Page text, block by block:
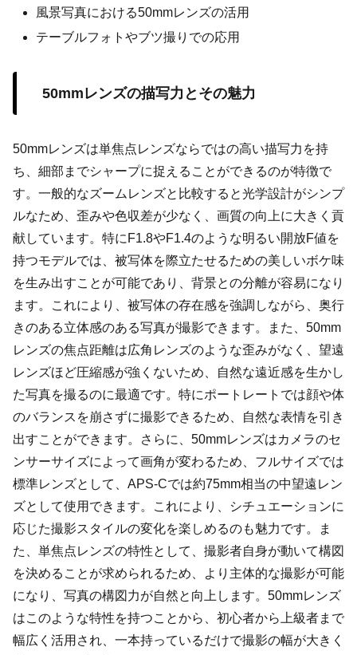
風景写真における50mmレンズの活用
テーブルフォトやブツ撮りでの応用
50mmレンズの描写力とその魅力
50mmレンズは単焦点レンズならではの高い描写力を持
ち、細部までシャープに捉えることができるのが特徴で
す。一般的なズームレンズと比較すると光学設計がシンプ
ルなため、歪みや色収差が少なく、画質の向上に大きく貢
献しています。特にF1.8やF1.4のような明るい開放F値を
持つモデルでは、被写体を際立たせるための美しいボケ味
を生み出すことが可能であり、背景との分離が容易になり
ます。これにより、被写体の存在感を強調しながら、奥行
きのある立体感のある写真が撮影できます。また、50mm
レンズの焦点距離は広角レンズのような歪みがなく、望遠
レンズほど圧縮感が強くないため、自然な遠近感を生かし
た写真を撮るのに最適です。特にポートレートでは顔や体
のバランスを崩さずに撮影できるため、自然な表情を引き
出すことができます。さらに、50mmレンズはカメラのセ
ンサーサイズによって画角が変わるため、フルサイズでは
標準レンズとして、APS-Cでは約75mm相当の中望遠レン
ズとして使用できます。これにより、シチュエーションに
応じた撮影スタイルの変化を楽しめるのも魅力です。ま
た、単焦点レンズの特性として、撮影者自身が動いて構図
を決めることが求められるため、より主体的な撮影が可能
になり、写真の構図力が自然と向上します。50mmレンズ
はこのような特性を持つことから、初心者から上級者まで
幅広く活用され、一本持っているだけで撮影の幅が大きく